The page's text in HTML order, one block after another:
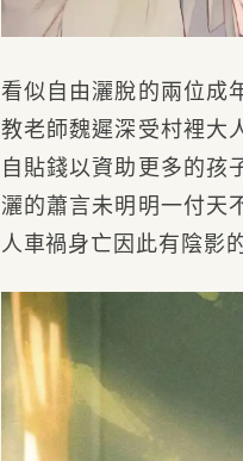
看似自由灑脫的兩位成
教老師魏遲深受村裡大
自貼錢以資助更多的孩
灑的蕭言未明明一付天
人車禍身亡因此有陰影